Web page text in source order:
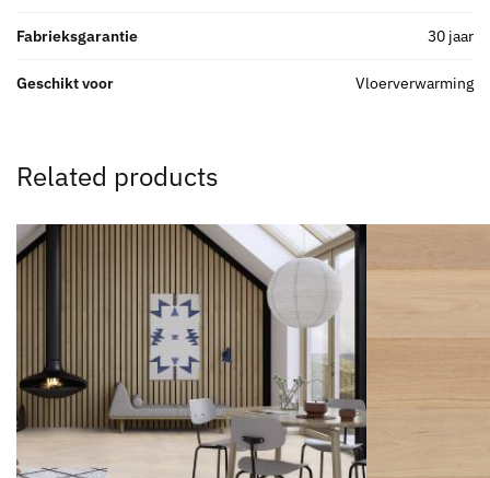
Fabrieksgarantie 30 jaar
Geschikt voor Vloerverwarming
Related products